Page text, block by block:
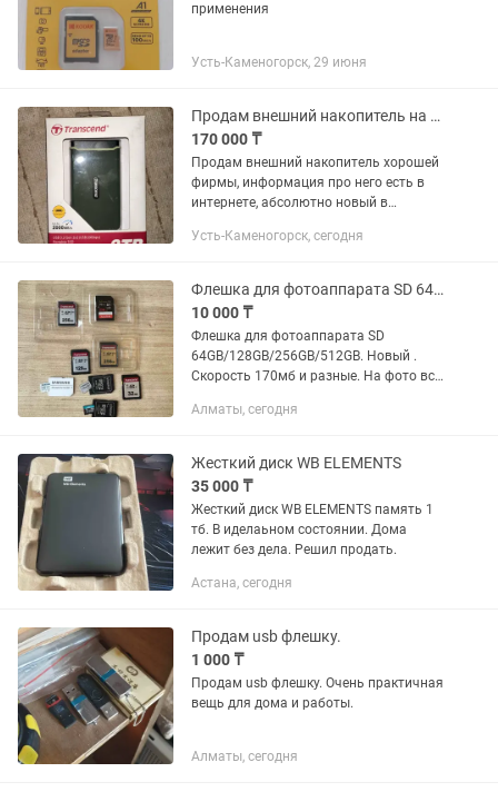
применения
Усть-Каменогорск, 29 июня
Продам внешний накопитель на 2тб
170 000 ₸
Продам внешний накопитель хорошей
фирмы, информация про него есть в
интернете, абсолютно новый в
ненадобности, покупал год назад Торг
Усть-Каменогорск, сегодня
Флешка для фотоаппарата SD 64GB/128GB/256GB/512GB. Новый
10 000 ₸
Флешка для фотоаппарата SD
64GB/128GB/256GB/512GB. Новый .
Скорость 170мб и разные. На фото все
нужно брать такие прямые флешки,
Алматы, сегодня
Жесткий диск WB ELEMENTS
35 000 ₸
Жесткий диск WB ELEMENTS память 1
тб. В иделаьном состоянии. Дома
лежит без дела. Решил продать.
Астана, сегодня
Продам usb флешку.
1 000 ₸
Продам usb флешку. Очень практичная
вещь для дома и работы.
Алматы, сегодня